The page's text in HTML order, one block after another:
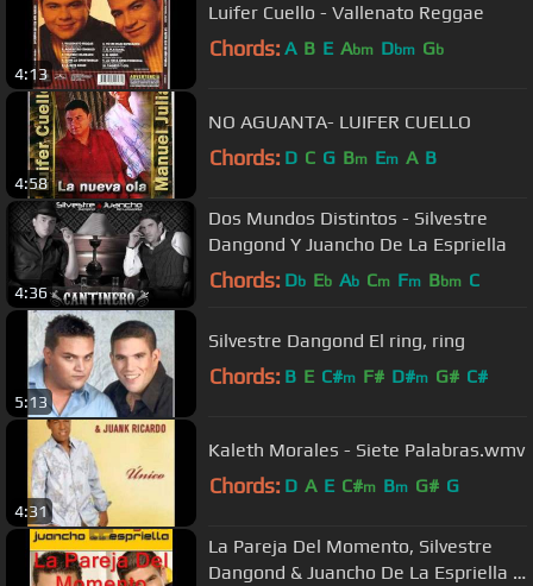
4:13
Luifer Cuello - Vallenato Reggae
Chords: A B E Abm Dbm Gb
4:58
NO AGUANTA- LUIFER CUELLO
Chords: D C G Bm Em A B
4:36
Dos Mundos Distintos - Silvestre
Dangond Y Juancho De La Espriella
Chords: Db Eb Ab Cm Fm Bbm C
5:13
Silvestre Dangond El ring, ring
Chords: B E C#m F# D#m G# C#
4:31
Kaleth Morales - Siete Palabras.wmv
Chords: D A E C#m Bm G# G
La Pareja Del Momento, Silvestre
Dangond & Juancho De La Espriella -